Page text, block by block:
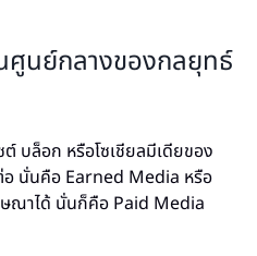
นย์กลางของกลยุทธ์
บล็อก หรือโซเชียลมีเดียของ
อ นั่นคือ Earned Media หรือ
ษณาได้ นั่นก็คือ Paid Media